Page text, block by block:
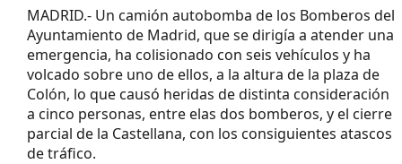
MADRID.- Un camión autobomba de los Bomberos del
Ayuntamiento de Madrid, que se dirigía a atender una
emergencia, ha colisionado con seis vehículos y ha
volcado sobre uno de ellos, a la altura de la plaza de
Colón, lo que causó heridas de distinta consideración
a cinco personas, entre elas dos bomberos, y el cierre
parcial de la Castellana, con los consiguientes atascos
de tráfico.